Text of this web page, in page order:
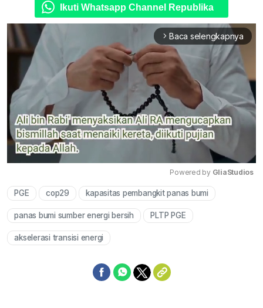
Ikuti Whatsapp Channel Republika
arrow_forward_ios Baca selengkapnya
Mute
Powered by GliaStudios
PGE cop29 kapasitas pembangkit panas bumi
panas bumi sumber energi bersih PLTP PGE
akselerasi transisi energi